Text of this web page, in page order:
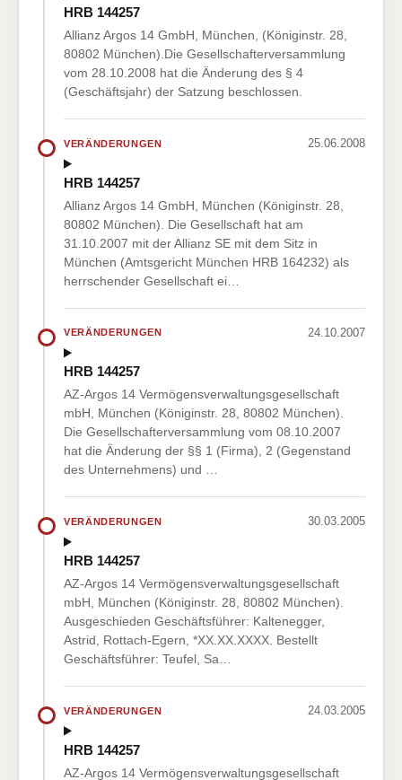
HRB 144257
Allianz Argos 14 GmbH, München, (Königinstr. 28,
80802 München).Die Gesellschafterversammlung
vom 28.10.2008 hat die Änderung des § 4
(Geschäftsjahr) der Satzung beschlossen.
VERÄNDERUNGEN 25.06.2008
HRB 144257
Allianz Argos 14 GmbH, München (Königinstr. 28,
80802 München). Die Gesellschaft hat am
31.10.2007 mit der Allianz SE mit dem Sitz in
München (Amtsgericht München HRB 164232) als
herrschender Gesellschaft ei…
VERÄNDERUNGEN 24.10.2007
HRB 144257
AZ-Argos 14 Vermögensverwaltungsgesellschaft
mbH, München (Königinstr. 28, 80802 München).
Die Gesellschafterversammlung vom 08.10.2007
hat die Änderung der §§ 1 (Firma), 2 (Gegenstand
des Unternehmens) und …
VERÄNDERUNGEN 30.03.2005
HRB 144257
AZ-Argos 14 Vermögensverwaltungsgesellschaft
mbH, München (Königinstr. 28, 80802 München).
Ausgeschieden Geschäftsführer: Kaltenegger,
Astrid, Rottach-Egern, *XX.XX.XXXX. Bestellt
Geschäftsführer: Teufel, Sa…
VERÄNDERUNGEN 24.03.2005
HRB 144257
AZ-Argos 14 Vermögensverwaltungsgesellschaft